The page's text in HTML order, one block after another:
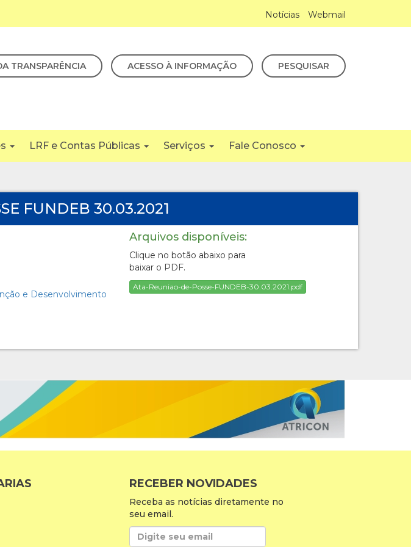
Notícias Webmail
TRANSPARÊNCIA ACESSO À INFORMAÇÃO PESQUISAR
LRF e Contas Públicas Serviços Fale Conosco
FUNDEB 30.03.2021
e Desenvolvimento
Arquivos disponíveis:
Clique no botão abaixo para
baixar o PDF.
Ata-Reuniao-de-Posse-FUNDEB-30.03.2021.pdf
RECEBER NOVIDADES
Receba as notícias diretamente no
seu email.